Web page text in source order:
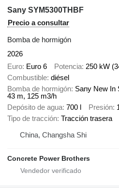
Sany SYM5300THBF
Precio a consultar
Bomba de hormigón
2026
Euro Euro 6 Potencia 250 kW
Combustible diésel
Bomba de hormigón Sany New In
43 m, 125 m3/h
Depósito de agua 700 l Presión
Tipo de tracción Tracción trasera
China, Changsha Shi
Concrete Power Brothers